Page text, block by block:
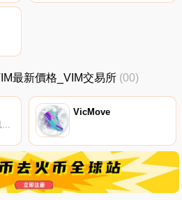
最新價格_VIM交易所 (00)
VicMove